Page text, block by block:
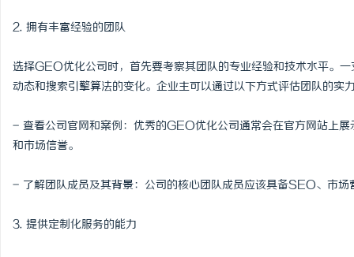
2. 拥有丰富经验的团队
选择GEO优化公司时，首先要考察其团队的专业经验和技术水平。
动态和搜索引擎算法的变化。企业主可以通过以下方式评估团队的实
- 查看公司官网和案例：优秀的GEO优化公司通常会在官方网站上
和市场信誉。
- 了解团队成员及其背景：公司的核心团队成员应该具备SEO、市
3. 提供定制化服务的能力